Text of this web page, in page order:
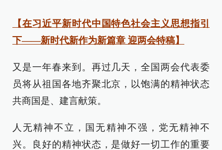
【在习近平新时代中国特色社会主义思想指引
下——新时代新作为新篇章 迎两会特稿】
又是一年春来到。再过几天，全国两会代表委
员将从祖国各地齐聚北京，以饱满的精神状态
共商国是、建言献策。
人无精神不立，国无精神不强，党无精神不
兴。良好的精神状态，是做好一切工作的重要